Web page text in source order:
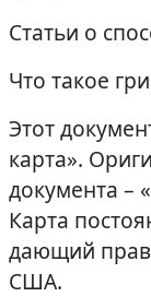
Статьи о
Что такое
Этот
карта».
документа –
Карта
дающий
США.